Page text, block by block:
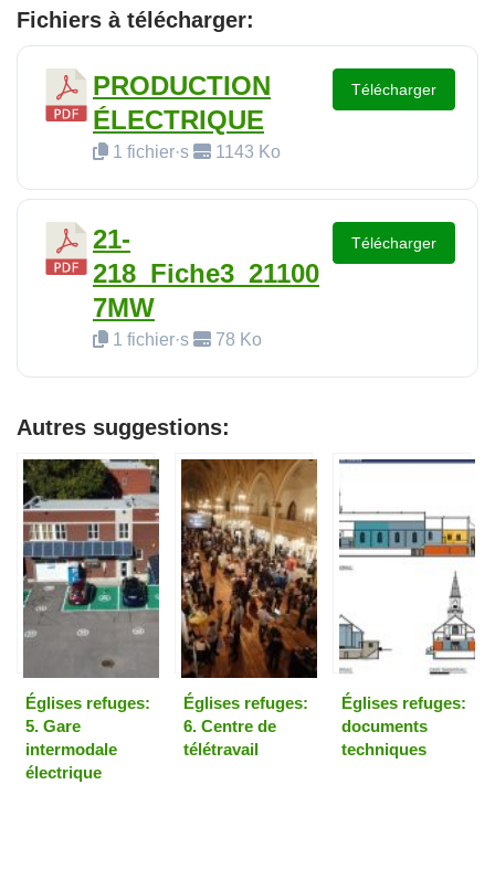
Fichiers à télécharger:
PRODUCTION
ÉLECTRIQUE
1 fichier·s 1143 Ko
Télécharger
21-
218_Fiche3_21100
7MW
1 fichier·s 78 Ko
Télécharger
Autres suggestions:
Églises refuges:
5. Gare
intermodale
électrique
Églises refuges:
6. Centre de
télétravail
Églises refuges:
documents
techniques